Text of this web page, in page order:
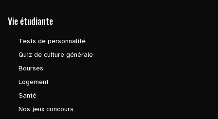
Vie étudiante
Tests de personnalité
Quiz de culture générale
Bourses
Logement
Santé
Nos jeux concours